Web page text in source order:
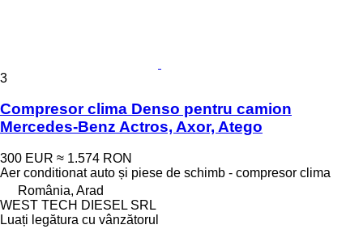
3
Compresor clima Denso pentru camion
Mercedes-Benz Actros, Axor, Atego
300 EUR ≈ 1.574 RON
Aer conditionat auto și piese de schimb - compresor clima
România, Arad
WEST TECH DIESEL SRL
Luați legătura cu vânzătorul